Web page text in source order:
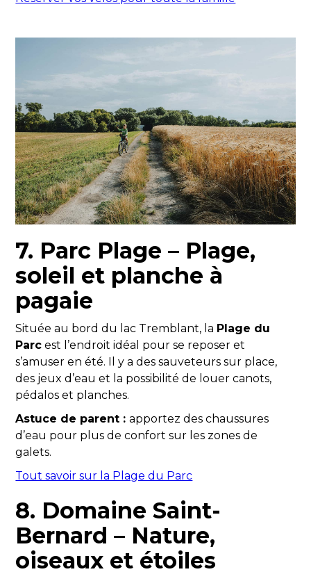
7. Parc Plage – Plage,
soleil et planche à
pagaie
Située au bord du lac Tremblant, la Plage du
Parc est l’endroit idéal pour se reposer et
s’amuser en été. Il y a des sauveteurs sur place,
des jeux d’eau et la possibilité de louer canots,
pédalos et planches.
Astuce de parent :apportez des chaussures
d’eau pour plus de confort sur les zones de
galets.
Tout savoir sur la Plage du Parc
8. Domaine Saint-
Bernard – Nature,
oiseaux et étoiles